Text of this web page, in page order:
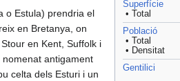
Superfície
• Total
Població
• Total
• Densitat
Gentilici
o Estula) prendria el
en Bretanya, on
en Kent, Suffolk i
antigament
celta dels Esturi i un